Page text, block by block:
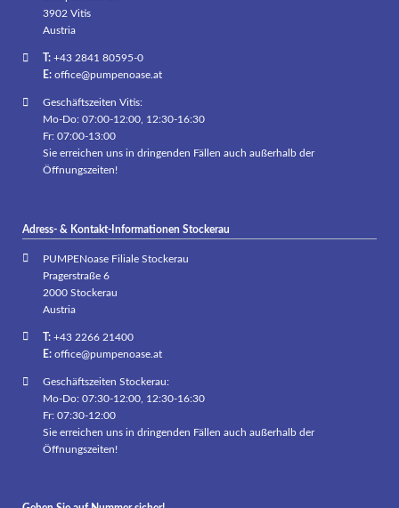
3902 Vitis
Austria
T:+43 2841 80595-0
E: office@pumpenoase.at
Geschäftszeiten Vitis:
Mo-Do: 07:00-12:00, 12:30-16:30
Fr: 07:00-13:00
Sie erreichen uns in dringenden Fällen auch außerhalb der
Öffnungszeiten!
Adress- & Kontakt-Informationen Stockerau
PUMPENoase Filiale Stockerau
Pragerstraße 6
2000 Stockerau
Austria
T:+43 2266 21400
E: office@pumpenoase.at
Geschäftszeiten Stockerau:
Mo-Do: 07:30-12:00, 12:30-16:30
Fr: 07:30-12:00
Sie erreichen uns in dringenden Fällen auch außerhalb der
Öffnungszeiten!